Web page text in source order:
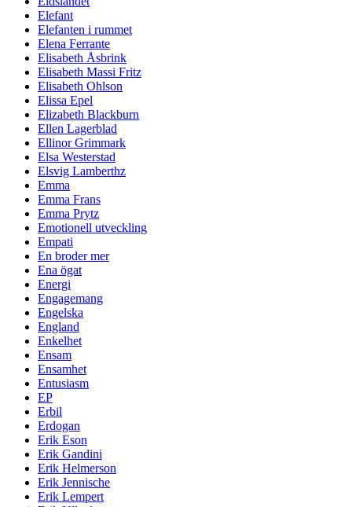
Elefant
Elefanten i rummet
Elena Ferrante
Elisabeth Åsbrink
Elisabeth Massi Fritz
Elisabeth Ohlson
Elissa Epel
Elizabeth Blackburn
Ellen Lagerblad
Ellinor Grimmark
Elsa Westerstad
Elsvig Lamberthz
Emma
Emma Frans
Emma Prytz
Emotionell utveckling
Empati
En broder mer
Ena ögat
Energi
Engagemang
Engelska
England
Enkelhet
Ensam
Ensamhet
Entusiasm
EP
Erbil
Erdogan
Erik Eson
Erik Gandini
Erik Helmerson
Erik Jennische
Erik Lempert